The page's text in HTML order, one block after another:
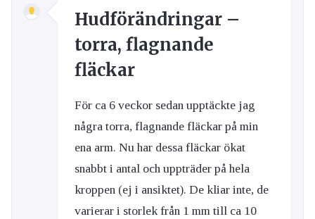
Hudförändringar –
torra, flagnande
fläckar
För ca 6 veckor sedan upptäckte jag
några torra, flagnande fläckar på min
ena arm. Nu har dessa fläckar ökat
snabbt i antal och uppträder på hela
kroppen (ej i ansiktet). De kliar inte, de
varierar i storlek från 1 mm till ca 10